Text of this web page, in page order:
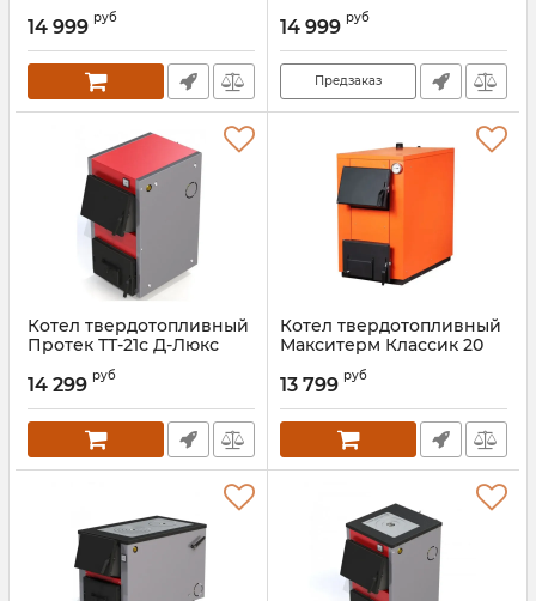
00000027218
14 999 руб 00000027300
14 999 руб
Предзаказ
Котел твердотопливный
Протек ТТ-21с Д-Люкс
00000027213
14 299 руб
Котел твердотопливный
Макситерм Классик 20
00000027384
13 799 руб